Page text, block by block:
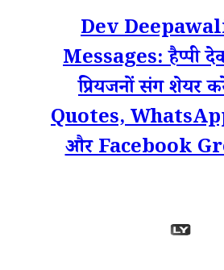
Dev
Messages: हैप्पी
प्रियजनों संग शेयर
Quotes,
और Facebook